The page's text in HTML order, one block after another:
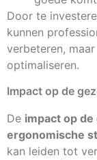
Door te
kunnen
verbeteren,
optimaliseren.
Impact op de
De impact op
ergonomische
kan leiden tot